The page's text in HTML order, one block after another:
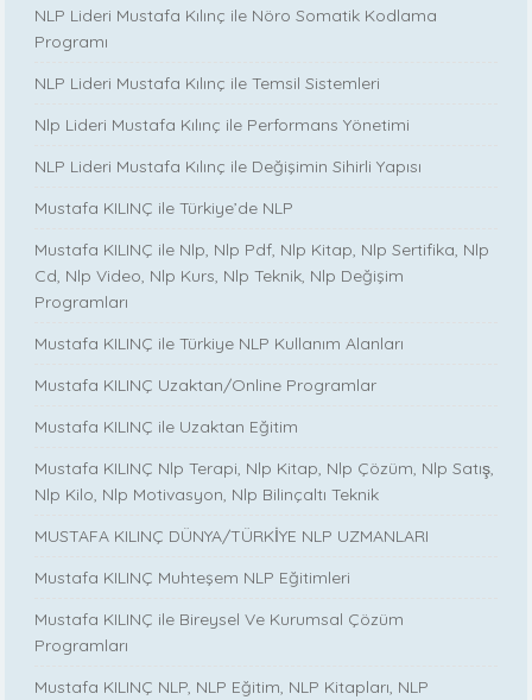
NLP Lideri Mustafa Kılınç ile Nöro Somatik Kodlama
Programı
NLP Lideri Mustafa Kılınç ile Temsil Sistemleri
Nlp Lideri Mustafa Kılınç ile Performans Yönetimi
NLP Lideri Mustafa Kılınç ile Değişimin Sihirli Yapısı
Mustafa KILINÇ ile Türkiye’de NLP
Mustafa KILINÇ ile Nlp, Nlp Pdf, Nlp Kitap, Nlp Sertifika, Nlp
Cd, Nlp Video, Nlp Kurs, Nlp Teknik, Nlp Değişim
Programları
Mustafa KILINÇ ile Türkiye NLP Kullanım Alanları
Mustafa KILINÇ Uzaktan/Online Programlar
Mustafa KILINÇ ile Uzaktan Eğitim
Mustafa KILINÇ Nlp Terapi, Nlp Kitap, Nlp Çözüm, Nlp Satış,
Nlp Kilo, Nlp Motivasyon, Nlp Bilinçaltı Teknik
MUSTAFA KILINÇ DÜNYA/TÜRKİYE NLP UZMANLARI
Mustafa KILINÇ Muhteşem NLP Eğitimleri
Mustafa KILINÇ ile Bireysel Ve Kurumsal Çözüm
Programları
Mustafa KILINÇ NLP, NLP Eğitim, NLP Kitapları, NLP